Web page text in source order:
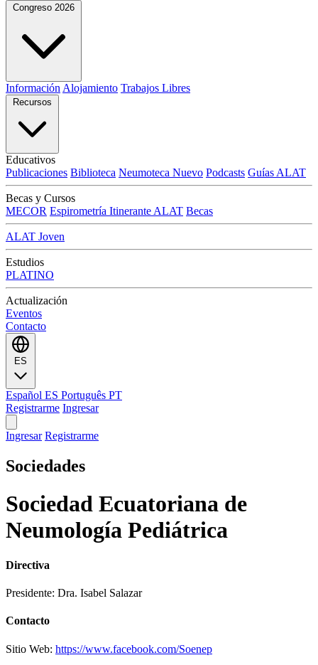
Congreso 2026
Información Alojamiento Trabajos Libres
Recursos
Educativos
Publicaciones Biblioteca Neumoteca Nuevo Podcasts Guías ALAT
Becas y Cursos
MECOR Espirometría Itinerante ALAT Becas
ALAT Joven
Estudios
PLATINO
Actualización
Eventos
Contacto
ES
Español ES Português PT
Registrarme Ingresar
Ingresar Registrarme
Sociedades
Sociedad Ecuatoriana de
Neumología Pediátrica
Directiva
Presidente: Dra. Isabel Salazar
Contacto
Sitio Web: https://www.facebook.com/Soenep